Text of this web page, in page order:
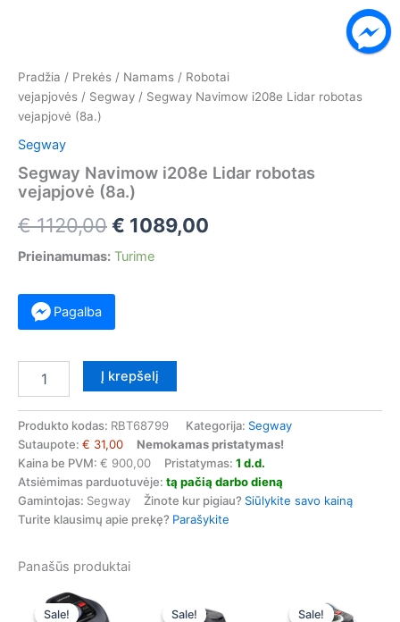
Pradžia / Prekės / Namams / Robotai
vejapjovės / Segway / Segway Navimow i208e Lidar robotas
vejapjovė (8a.)
Segway
Segway Navimow i208e Lidar robotas
vejapjovė (8a.)
€1120,00Original
price
was:
€ 1089,00
Prieinamumas: Turime
Pagalba
kiekis:
Navimow
i208e
Lidar
robotas
vejapjovė
(8a.)
Į krepšelį
Produkto kodas: RBT68799 Kategorija: Segway
Sutaupote: € 31,00
Nemokamas pristatymas!
Kaina be PVM: € 900,00 Pristatymas: 1 d.d.
Atsiėmimas parduotuvėje: tą pačią darbo dieną
Gamintojas: Segway Žinote kur pigiau? Siūlykite savo kainą
Turite klausimų apie prekę? Parašykite
Panašūs produktai
Sale!
Sale! Sale!
Sale! Sale!
Sale!